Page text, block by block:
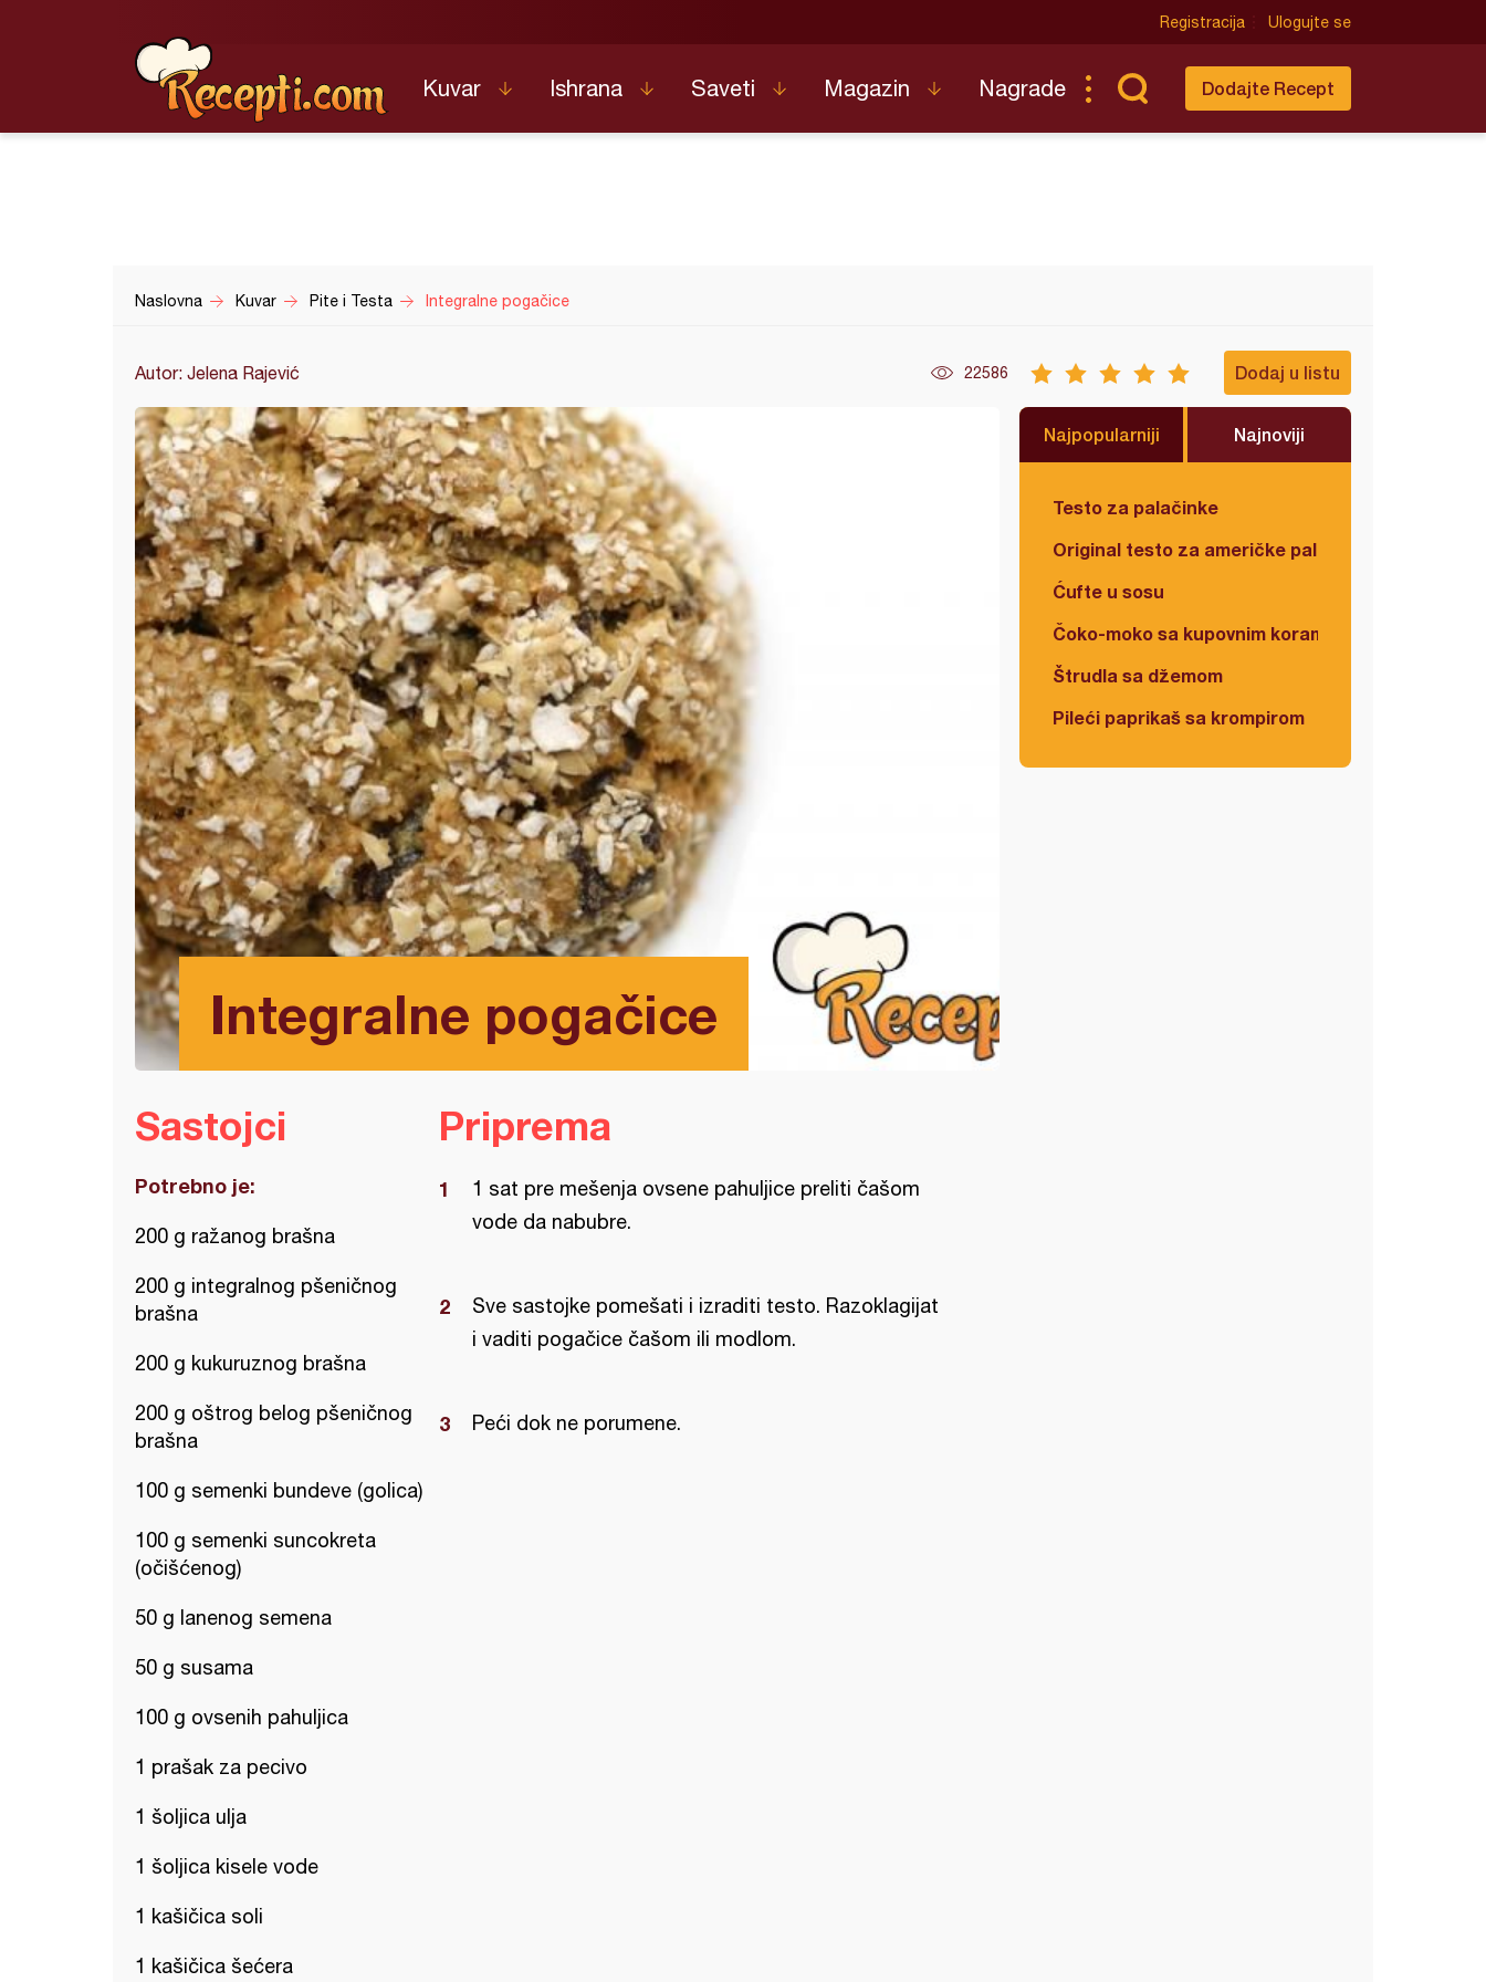
Registracija Ulogujte se
Kuvar Ishrana Saveti Magazin Nagrade Dodajte Recept
Naslovna Kuvar Pite i Testa Integralne pogačice
Autor: Jelena Rajević 22586 Dodaj u listu
Integralne pogačice
Najpopularniji Najnoviji
Testo za palačinke
Original testo za američke palačinke
Ćufte u sosu
Čoko-moko sa kupovnim korama
Štrudla sa džemom
Pileći paprikaš sa krompirom
Sastojci
Potrebno je:
200 g ražanog brašna
200 g integralnog pšeničnog
brašna
200 g kukuruznog brašna
200 g oštrog belog pšeničnog
brašna
100 g semenki bundeve (golica)
100 g semenki suncokreta
(očišćenog)
50 g lanenog semena
50 g susama
100 g ovsenih pahuljica
1 prašak za pecivo
1 šoljica ulja
1 šoljica kisele vode
1 kašičica soli
1 kašičica šećera
Priprema
1 sat pre mešenja ovsene pahuljice preliti čašom
vode da nabubre.
Sve sastojke pomešati i izraditi testo. Razoklagijat
i vaditi pogačice čašom ili modlom.
Peći dok ne porumene.